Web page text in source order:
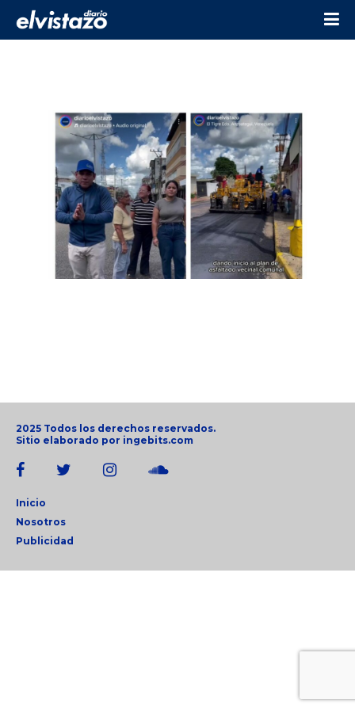
2025 Todos los derechos reservados.
Sitio elaborado por ingebits.com
Inicio
Nosotros
Publicidad